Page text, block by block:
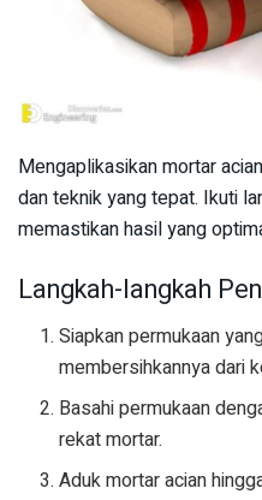
Mengaplikasikan mortar
dan teknik yang tepat. Ikuti
memastikan hasil yang
Langkah-langkah
Siapkan permukaan
membersihkannya dari
Basahi permukaan
rekat mortar.
Aduk mortar acian